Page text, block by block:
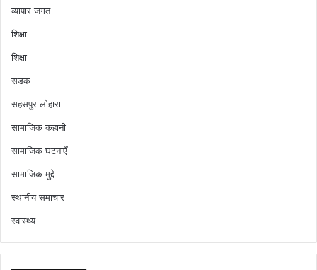
व्यापार जगत
शिक्षा
शिक्षा
सडक
सहसपुर लोहारा
सामाजिक कहानी
सामाजिक घटनाएँ
सामाजिक मुद्दे
स्थानीय समाचार
स्वास्थ्य